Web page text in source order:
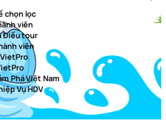
chọn lọc
viên
Điều tour
viên
Phá Việt Nam
Vụ HDV